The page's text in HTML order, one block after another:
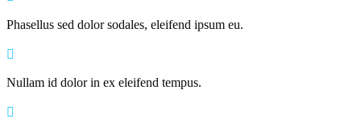
Phasellus sed dolor sodales, eleifend ipsum eu.
Nullam id dolor in ex eleifend tempus.